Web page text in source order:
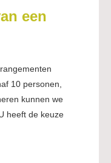
een
10 personen,
kunnen we
heeft de keuze